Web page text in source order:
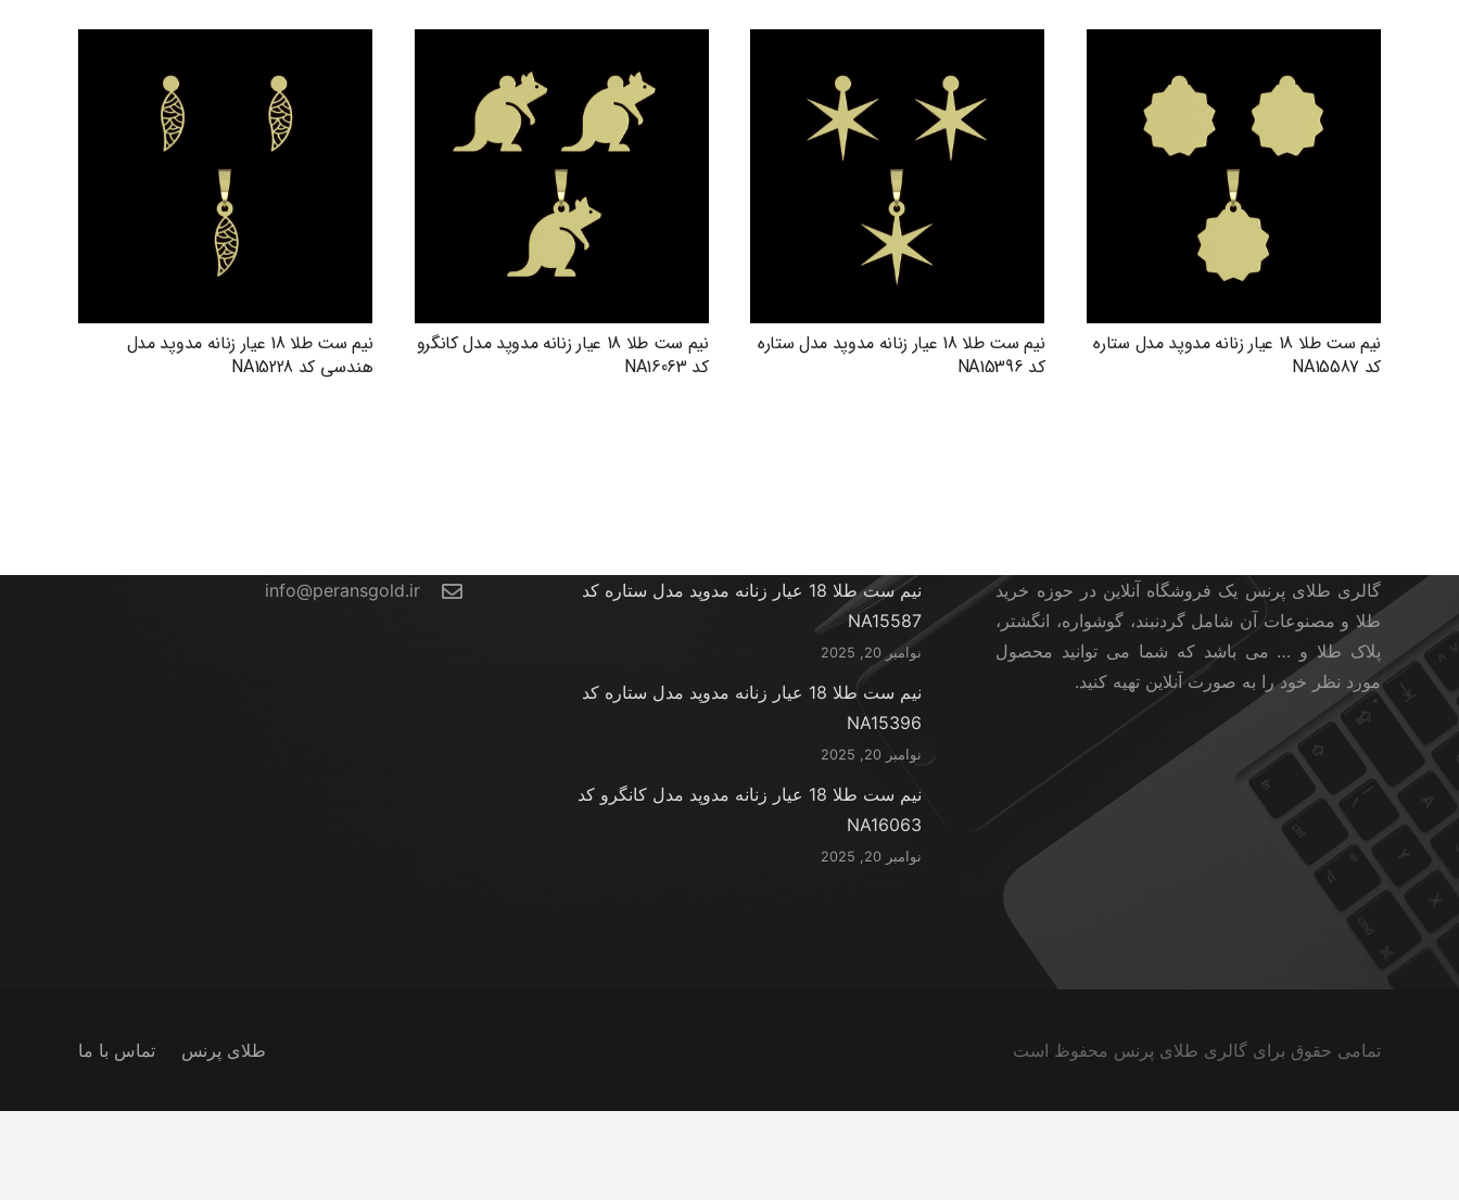
نیم ست طلا 18 عیار زنانه مدوپد مدل ستاره
کد NA15587
نیم ست طلا 18 عیار زنانه مدوپد مدل ستاره
کد NA15396
نیم ست طلا 18 عیار زنانه مدوپد مدل کانگرو
کد NA16063
نیم ست طلا 18 عیار زنانه مدوپد مدل
هندسی کد NA15228
گالری طلای پرنس یک فروشگاه آنلاین در حوزه خرید
طلا و مصنوعات آن شامل گردنبند، گوشواره، انگشتر،
پلاک طلا و … می باشد که شما می توانید محصول
مورد نظر خود را به صورت آنلاین تهیه کنید.
نیم ست طلا 18 عیار زنانه مدوپد مدل ستاره کد
NA15587
نوامبر 20, 2025
نیم ست طلا 18 عیار زنانه مدوپد مدل ستاره کد
NA15396
نوامبر 20, 2025
نیم ست طلا 18 عیار زنانه مدوپد مدل کانگرو کد
NA16063
نوامبر 20, 2025
info@peransgold.ir
تمامی حقوق برای گالری طلای پرنس محفوظ است طلای پرنس تماس با ما